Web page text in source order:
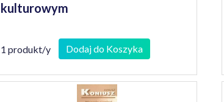
kulturowym
1 produkt/y Dodaj do Koszyka